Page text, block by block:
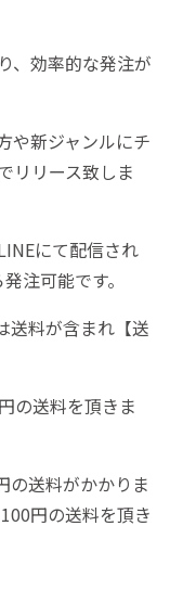
、効率的な発注が
や新ジャンルにチ
リリース致しま
にて配信され
注可能です。
送料が含まれ【送
の送料を頂きま
送料がかかりま
円の送料を頂き